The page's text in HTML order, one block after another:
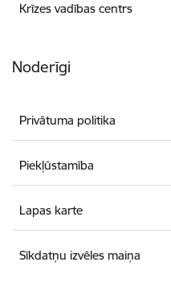
Krīzes vadības centrs
Noderīgi
Privātuma politika
Piekļūstamība
Lapas karte
Sīkdatņu izvēles maiņa